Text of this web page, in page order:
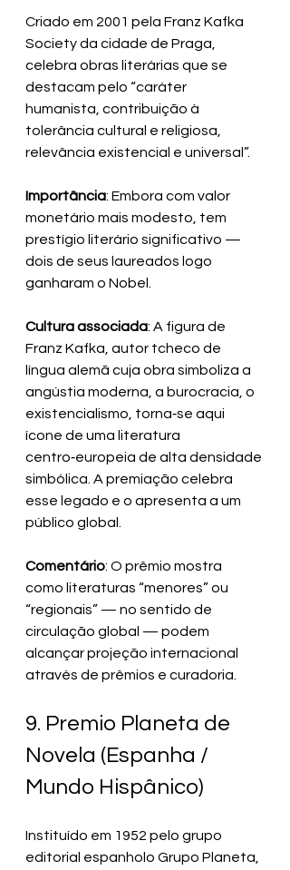
Criado em 2001 pela Franz Kafka
Society da cidade de Praga,
celebra obras literárias que se
destacam pelo “caráter
humanista, contribuição à
tolerância cultural e religiosa,
relevância existencial e universal”.
Importância: Embora com valor
monetário mais modesto, tem
prestígio literário significativo —
dois de seus laureados logo
ganharam o Nobel.
Cultura associada: A figura de
Franz Kafka, autor tcheco de
língua alemã cuja obra simboliza a
angústia moderna, a burocracia, o
existencialismo, torna‑se aqui
ícone de uma literatura
centro‑europeia de alta densidade
simbólica. A premiação celebra
esse legado e o apresenta a um
público global.
Comentário: O prêmio mostra
como literaturas “menores” ou
“regionais” — no sentido de
circulação global — podem
alcançar projeção internacional
através de prêmios e curadoria.
9. Premio Planeta de
Novela (Espanha /
Mundo Hispânico)
Instituído em 1952 pelo grupo
editorial espanholo Grupo Planeta,